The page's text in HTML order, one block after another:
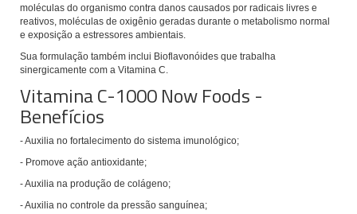
moléculas do organismo contra danos causados por radicais livres e
reativos, moléculas de oxigênio geradas durante o metabolismo normal
e exposição a estressores ambientais.
Sua formulação também inclui Bioflavonóides que trabalha
sinergicamente com a Vitamina C.
Vitamina C-1000 Now Foods -
Benefícios
- Auxilia no fortalecimento do sistema imunológico;
- Promove ação antioxidante;
- Auxilia na produção de colágeno;
- Auxilia no controle da pressão sanguínea;